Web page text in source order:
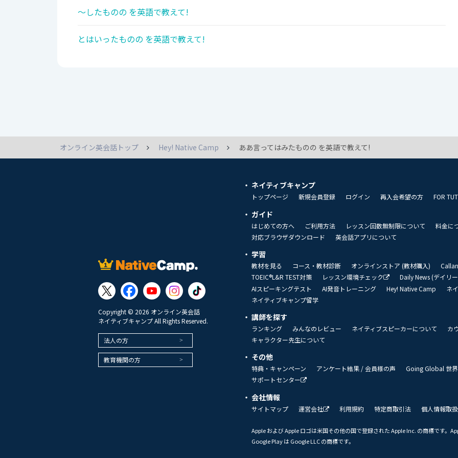
～したものの を英語で教えて!
とはいったものの を英語で教えて!
オンライン英会話トップ Hey! Native Camp ああ言ってはみたものの を英語で教えて!
Copyright © 2026 オンライン英会話
ネイティブキャンプ All Rights Reserved.
法人の方
教育機関の方
ネイティブキャンプ
トップページ 新規会員登録 ログイン 再入会希望の方 FOR
ガイド
はじめての方へ ご利用方法 レッスン回数無制限について 料金に
対応ブラウザダウンロード
英会話アプリについて
学習
教材を見る コース・教材診断 オンラインストア (教材購入)
TOEIC®L&R TEST対策
レッスン環境チェック Daily News (デイリ
AIスピーキングテスト
AI発音トレーニング Hey! Native Camp ネ
ネイティブキャンプ留学
講師を探す
ランキング みんなのレビュー ネイティブスピーカーについて
カ
キャラクター先生について
その他
特典・キャンペーン アンケート結果 / 会員様の声 Going Global 世
サポートセンター
会社情報
サイトマップ 運営会社 利用規約 特定商取引法 個人情報取
Apple および Apple ロゴは米国その他の国で登録された Apple Inc. の商標です。
Google Play は Google LLC の商標です。